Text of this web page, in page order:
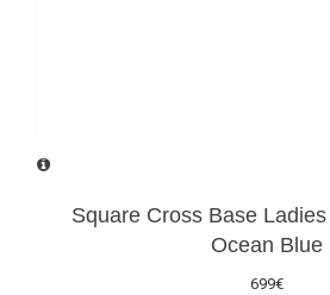
Square Cross Base
Ocean Blue
699€